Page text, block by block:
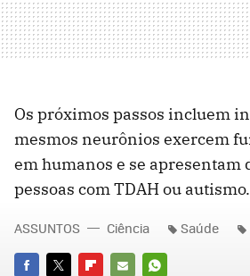
Os próximos passos incluem
mesmos neurônios exercem
em humanos e se apresentam
pessoas com TDAH ou autismo.
ASSUNTOS Ciência Saúde